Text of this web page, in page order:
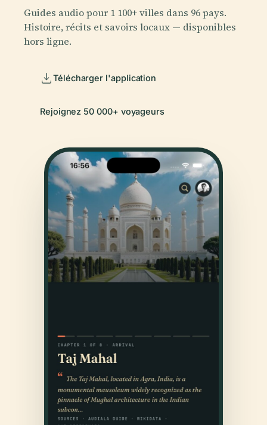
Guides audio pour 1 100+ villes dans 96 pays.
Histoire, récits et savoirs locaux — disponibles
hors ligne.
Télécharger l'application
Rejoignez 50 000+ voyageurs